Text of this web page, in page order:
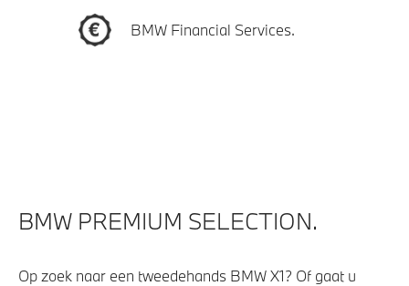
BMW Financial Services.
BMW PREMIUM SELECTION.
Op zoek naar een tweedehands BMW X1? Of gaat u